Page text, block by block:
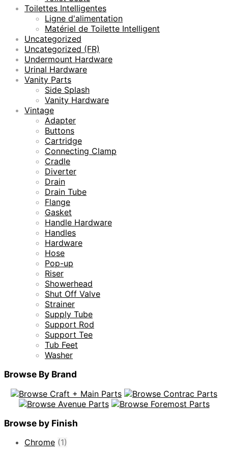
Toilettes Intelligentes
Ligne d'alimentation
Matériel de Toilette Intelligent
Uncategorized
Uncategorized (FR)
Undermount Hardware
Urinal Hardware
Vanity Parts
Side Splash
Vanity Hardware
Vintage
Adapter
Buttons
Cartridge
Connecting Clamp
Cradle
Diverter
Drain
Drain Tube
Flange
Gasket
Handle Hardware
Handles
Hardware
Hose
Pop-up
Riser
Showerhead
Shut Off Valve
Strainer
Supply Tube
Support Rod
Support Tee
Tub Feet
Washer
Browse By Brand
Browse by Finish
Chrome (1)